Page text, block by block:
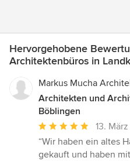
Hervorgehobene
Architektenbüros in
Markus Mucha
Architekten und
Böblingen
Durchschnittliche
Bewertung:
5
13.
“Wir haben ein altes
gekauft und haben